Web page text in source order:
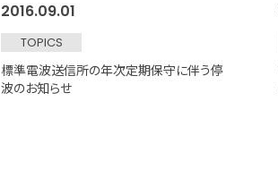
2016.09.01
TOPICS
標準電波送信所の年次定期保守に伴う停
波のお知らせ